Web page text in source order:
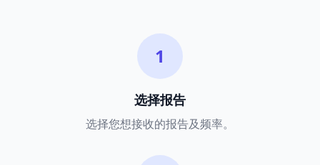
1
选择报告
选择您想接收的报告及频率。